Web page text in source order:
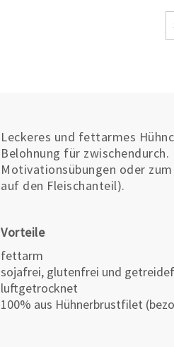
Leckeres und fettarmes
Belohnung für
Motivationsübungen oder
auf den Fleischanteil).
Vorteile
fettarm
sojafrei, glutenfrei und
luftgetrocknet
100% aus Hühnerbrustfilet